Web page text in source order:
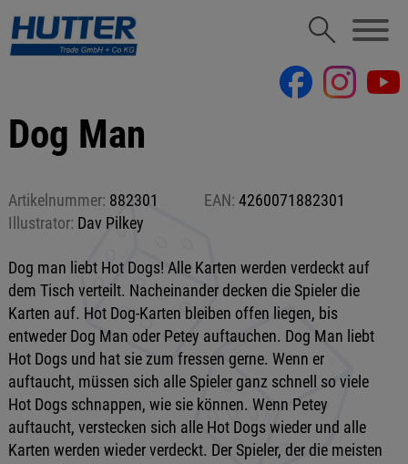
Dog Man
Artikelnummer: 882301 EAN: 4260071882301
Illustrator: Dav Pilkey
Dog man liebt Hot Dogs! Alle Karten werden verdeckt auf
dem Tisch verteilt. Nacheinander decken die Spieler die
Karten auf. Hot Dog-Karten bleiben offen liegen, bis
entweder Dog Man oder Petey auftauchen. Dog Man liebt
Hot Dogs und hat sie zum fressen gerne. Wenn er
auftaucht, müssen sich alle Spieler ganz schnell so viele
Hot Dogs schnappen, wie sie können. Wenn Petey
auftaucht, verstecken sich alle Hot Dogs wieder und alle
Karten werden wieder verdeckt. Der Spieler, der die meisten